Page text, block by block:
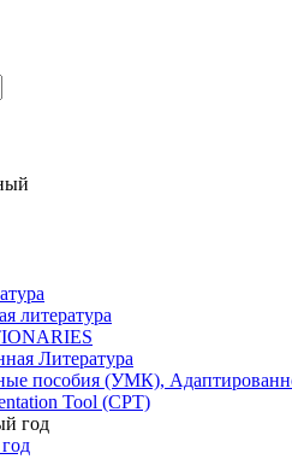
литература
Литература
пособия (УМК),
Tool (CPT)